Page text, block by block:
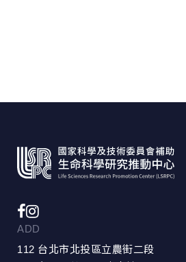
ADD
112 台北市北投區立農街二段